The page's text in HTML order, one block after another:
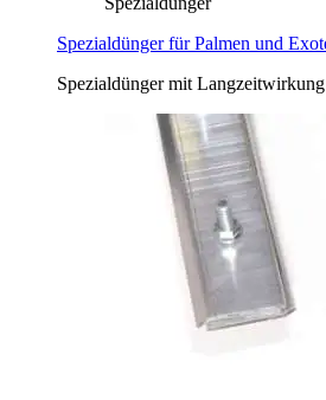
Spezialdünger für Palmen und
Spezialdünger mit